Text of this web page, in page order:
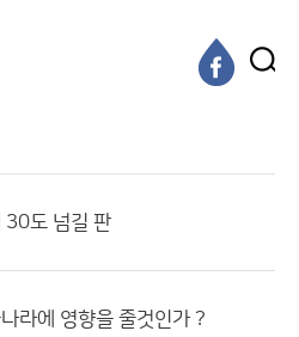
30도 넘길 판
라에 영향을 줄것인가 ?